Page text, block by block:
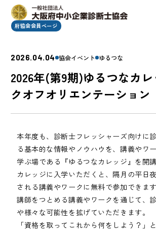
府協会会員ページ
2026.04.04 協会イベント ゆるつな
2026年(第9期)ゆるつなカ
クオフオリエンテーション
本年度も、診断士フレッシャーズ向けに
る基本的な情報やノウハウを、講義やワ
学ぶ場である『ゆるつなカレッジ』を開
カレッジに入学いただくと、隔月の平日
される講義やワークに無料で参加できま
講師をつとめる講義やワークを通じて、
や様々な可能性を拡げていただきます。
「資格を取ってこれから何をしよう？」